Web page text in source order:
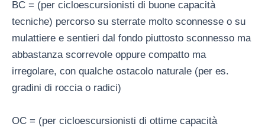
BC = (per cicloescursionisti di buone capacità
tecniche) percorso su sterrate molto sconnesse o su
mulattiere e sentieri dal fondo piuttosto sconnesso ma
abbastanza scorrevole oppure compatto ma
irregolare, con qualche ostacolo naturale (per es.
gradini di roccia o radici)
OC = (per cicloescursionisti di ottime capacità